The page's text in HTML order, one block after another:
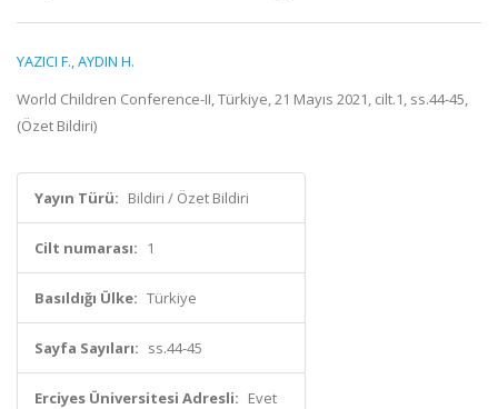
YAZICI F.,AYDIN H.
World Children Conference-II, Türkiye, 21 Mayıs 2021, cilt.1, ss.44-45,
(Özet Bildiri)
Yayın Türü: Bildiri / Özet Bildiri
Cilt numarası: 1
Basıldığı Ülke: Türkiye
Sayfa Sayıları: ss.44-45
Erciyes Üniversitesi Adresli: Evet